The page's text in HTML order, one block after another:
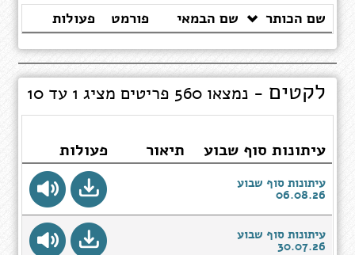
שם הכותר שם הבמאי פורמט פעולות
לקטים - נמצאו 560 פריטים מציג 1 עד 10
עיתונות סוף שבוע תיאור פעולות
עיתונות סוף שבוע
06.08.26
עיתונות סוף שבוע
30.07.26